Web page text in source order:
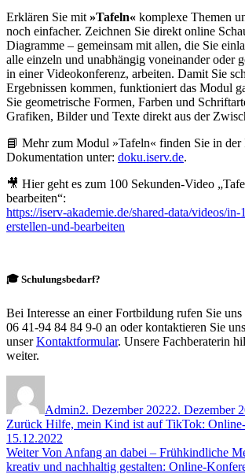
Erklären Sie mit »Tafeln« komplexe Themen
noch einfacher. Zeichnen Sie direkt online
Diagramme – gemeinsam mit allen, die Sie
alle einzeln und unabhängig voneinander oder
in einer Videokonferenz, arbeiten. Damit Sie
Ergebnissen kommen, funktioniert das Modul
Sie geometrische Formen, Farben und
Grafiken, Bilder und Texte direkt aus der
📘 Mehr zum Modul »Tafeln« finden Sie in der
Dokumentation unter: doku.iserv.de.
🎥 Hier geht es zum 100 Sekunden-Video
bearbeiten“:
https://iserv-akademie.de/shared-data/videos/
erstellen-und-bearbeiten
🎓 Schulungsbedarf?
Bei Interesse an einer Fortbildung rufen Sie
06 41-94 84 84 9-0 an oder kontaktieren Sie
unserKontaktformular. Unsere Fachberaterin
weiter.
Admin2. Dezember 20222. Dezember
Beitragsnavigation
Zurück Vorheriger
Beitrag:
Hilfe, mein Kind ist auf TikTok:
15.12.2022
Weiter Nächster
Beitrag:
Von Anfang an dabei – Frühkindliche
kreativ und nachhaltig gestalten: Online-